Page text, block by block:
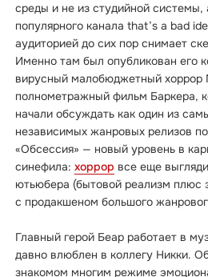
среды и не из студийной
популярного канала that’s a bad
аудиторией до сих пор снимает
Именно там был опубликован его
вирусный малобюджетный хоррор
полнометражный фильм Баркера,
начали обсуждать как один из
независимых жанровых релизов
«Обсессия» — новый уровень в
синефила:хоррор все еще
ютьюбера (бытовой реализм плюс
с продакшеном большого
Главный герой Беар работает в
давно влюблен в коллегу Никки.
знакомом многим режиме